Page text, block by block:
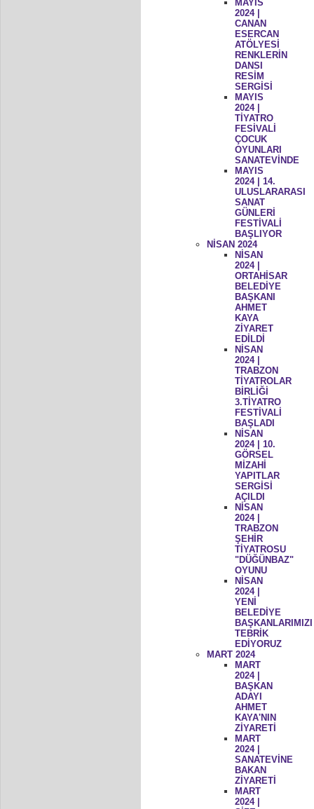
MAYIS
2024 |
CANAN
ESERCAN
ATÖLYESİ
RENKLERİN
DANSI
RESİM
SERGİSİ
MAYIS
2024 |
TİYATRO
FESİVALİ
ÇOCUK
OYUNLARI
SANATEVİNDE
MAYIS
2024 | 14.
ULUSLARARASI
SANAT
GÜNLERİ
FESTİVALİ
BAŞLIYOR
NİSAN 2024
NİSAN
2024 |
ORTAHİSAR
BELEDİYE
BAŞKANI
AHMET
KAYA
ZİYARET
EDİLDİ
NİSAN
2024 |
TRABZON
TİYATROLAR
BİRLİĞİ
3.TİYATRO
FESTİVALİ
BAŞLADI
NİSAN
2024 | 10.
GÖRSEL
MİZAHİ
YAPITLAR
SERGİSİ
AÇILDI
NİSAN
2024 |
TRABZON
ŞEHİR
TİYATROSU
"DÜĞÜNBAZ"
OYUNU
NİSAN
2024 |
YENİ
BELEDİYE
BAŞKANLARIMIZI
TEBRİK
EDİYORUZ
MART 2024
MART
2024 |
BAŞKAN
ADAYI
AHMET
KAYA'NIN
ZİYARETİ
MART
2024 |
SANATEVİNE
BAKAN
ZİYARETİ
MART
2024 |